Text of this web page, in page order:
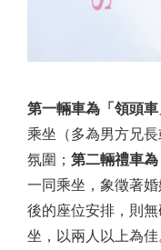
第一輛車為「領頭車
乘坐（多為男方兄
氛圍； 第二輛禮車為
一同乘坐，象徵著
後的座位安排，則
坐，以兩人以上為